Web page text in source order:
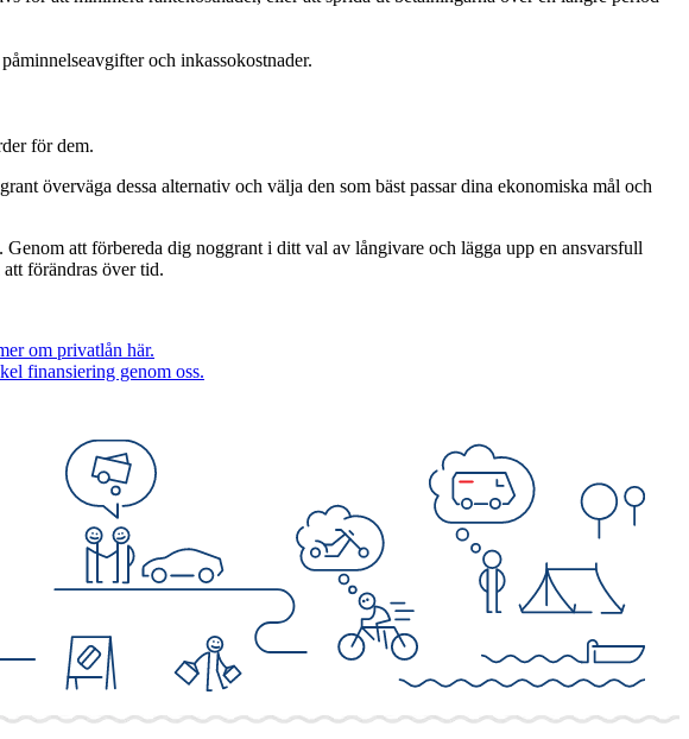
och inkassokostnader.
för dem.
överväga dessa alternativ och välja den som bäst passar dina ekonomiska mål och
att förbereda dig noggrant i ditt val av långivare och lägga upp en ansvarsfull
förändras över tid.
om privatlån här.
finansiering genom oss.